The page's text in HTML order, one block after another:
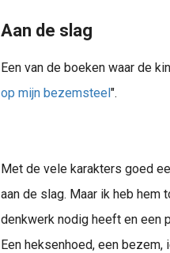
Aan de slag
Een van de boeken waar de
op mijn bezemsteel".
Met de vele karakters goed
aan de slag. Maar ik heb hem
denkwerk nodig heeft en een
Een heksenhoed, een